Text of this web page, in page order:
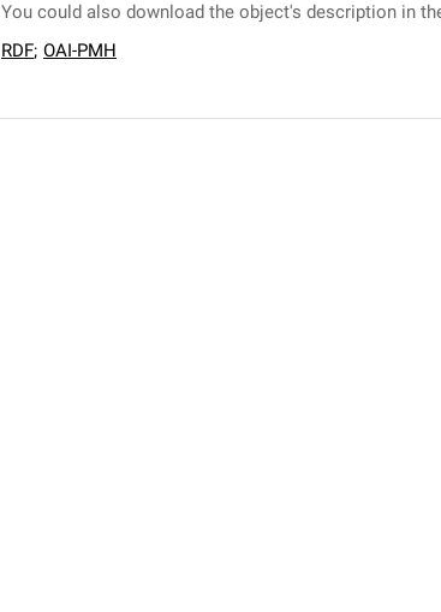
You could also download the object's description in
RDF; OAI-PMH